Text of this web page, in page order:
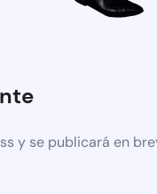
y se publicará en